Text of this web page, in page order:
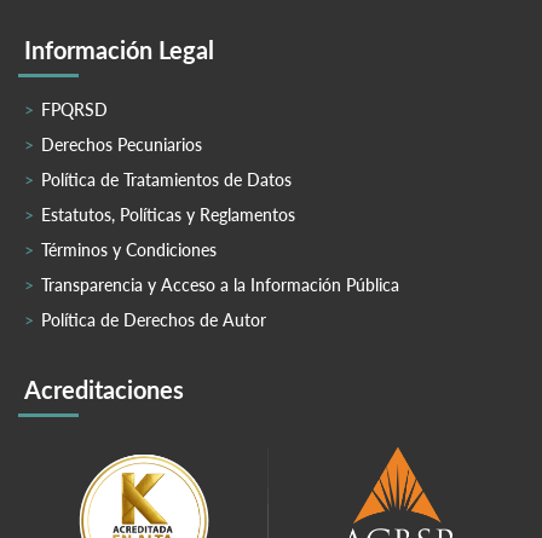
Información Legal
FPQRSD
Derechos Pecuniarios
Política de Tratamientos de Datos
Estatutos, Políticas y Reglamentos
Términos y Condiciones
Transparencia y Acceso a la Información Pública
Política de Derechos de Autor
Acreditaciones